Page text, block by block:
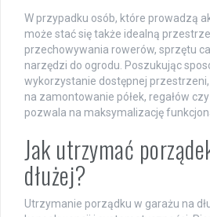
W przypadku osób, które prowadzą
może stać się także idealną
przechowywania rowerów, sprzętu
narzędzi do ogrodu. Poszukując
wykorzystanie dostępnej
na zamontowanie półek, regałów
pozwala na maksymalizację
Jak utrzymać
dłużej?
Utrzymanie porządku w garażu na